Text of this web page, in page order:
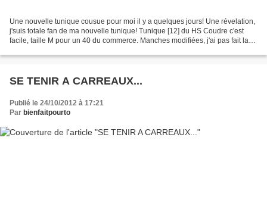
Une nouvelle tunique cousue pour moi il y a quelques jours! Une révelation,
j'suis totale fan de ma nouvelle tunique! Tunique [12] du HS Coudre c'est
facile, taille M pour un 40 du commerce. Manches modifiées, j'ai pas fait la
SE TENIR A CARREAUX...
Publié le 24/10/2012 à 17:21
Par bienfaitpourto